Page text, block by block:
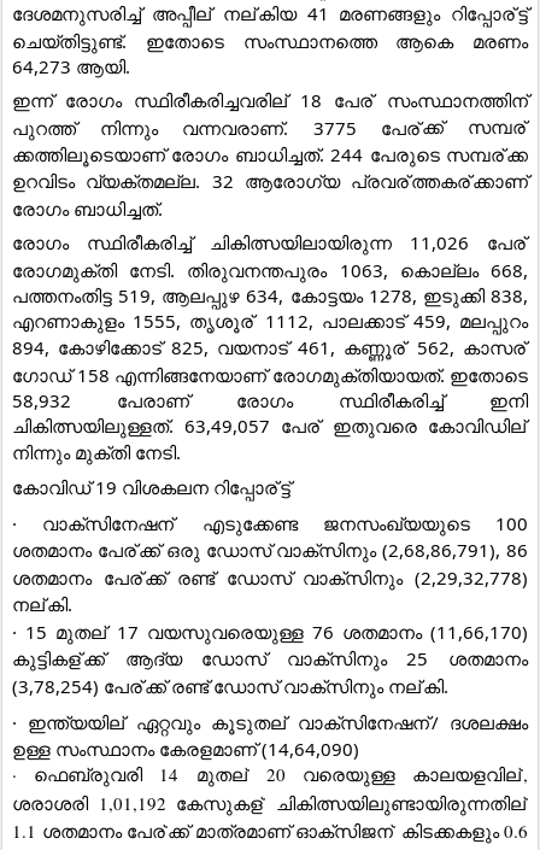
ദേശമനുസരിച്ച് അപ്പീല് നല്കിയ 41 മരണങ്ങളും റിപ്പോര്ട്ട്
ചെയ്തിട്ടുണ്ട്. ഇതോടെ സംസ്ഥാനത്തെ ആകെ മരണം
64,273 ആയി.
ഇന്ന് രോഗം സ്ഥിരീകരിച്ചവരില് 18 പേര് സംസ്ഥാനത്തിന്
പുറത്ത് നിന്നും വന്നവരാണ്. 3775 പേര്ക്ക് സമ്പര്
ക്കത്തിലൂടെയാണ് രോഗം ബാധിച്ചത്. 244 പേരുടെ സമ്പര്ക്ക
ഉറവിടം വ്യക്തമല്ല. 32 ആരോഗ്യ പ്രവര്ത്തകര്ക്കാണ്
രോഗം ബാധിച്ചത്.
രോഗം സ്ഥിരീകരിച്ച് ചികിത്സയിലായിരുന്ന 11,026 പേര്
രോഗമുക്തി നേടി. തിരുവനന്തപുരം 1063, കൊല്ലം 668,
പത്തനംതിട്ട 519, ആലപ്പുഴ 634, കോട്ടയം 1278, ഇടുക്കി 838,
എറണാകുളം 1555, തൃശൂര് 1112, പാലക്കാട് 459, മലപ്പുറം
894, കോഴിക്കോട് 825, വയനാട് 461, കണ്ണൂര് 562, കാസര്
ഗോഡ് 158 എന്നിങ്ങനേയാണ് രോഗമുക്തിയായത്. ഇതോടെ
58,932 പേരാണ് രോഗം സ്ഥിരീകരിച്ച് ഇനി
ചികിത്സയിലുള്ളത്. 63,49,057 പേര് ഇതുവരെ കോവിഡില്
നിന്നും മുക്തി നേടി.
കോവിഡ് 19 വിശകലന റിപ്പോര്ട്ട്
· വാക്‌സിനേഷന് എടുക്കേണ്ട ജനസംഖ്യയുടെ 100
ശതമാനം പേര്ക്ക് ഒരു ഡോസ് വാക്‌സിനും (2,68,86,791), 86
ശതമാനം പേര്ക്ക് രണ്ട് ഡോസ് വാക്‌സിനും (2,29,32,778)
നല്കി.
· 15 മുതല് 17 വയസുവരെയുള്ള 76 ശതമാനം (11,66,170)
കുട്ടികള്ക്ക് ആദ്യ ഡോസ് വാക്‌സിനും 25 ശതമാനം
(3,78,254) പേര്
ക്ക് രണ്ട് ഡോസ് വാക്‌സിനും നല്കി.
· ഇന്ത്യയില് ഏറ്റവും കൂടുതല് വാക്‌സിനേഷന്/ ദശലക്ഷം
ഉള്ള സംസ്ഥാനം കേരളമാണ് (14,64,090)
· ഫെബ്രുവരി 14 മുതല് 20 വരെയുള്ള കാലയളവില്,
ശരാശരി 1,01,192 കേസുകള് ചികിത്സയിലുണ്ടായിരുന്നതില്
1.1 ശതമാനം പേര്
ക്ക് മാത്രമാണ് ഓക്‌സിജന് കിടക്കകളും 0.6